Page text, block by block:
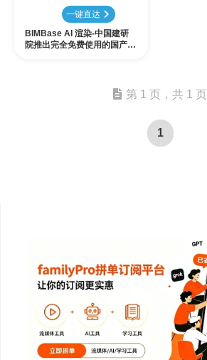
一键直达
BIMBase AI 渲染-中国建研
院推出完全免费使用的国产设
第 1 页，共 1 页
1